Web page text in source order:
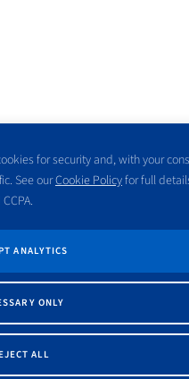
for security and, with your
See ourCookie Policyfor full
ONLY
ALL
ANALYTICS